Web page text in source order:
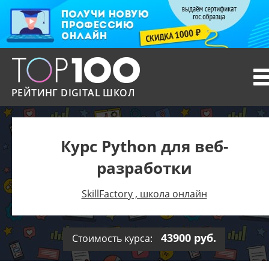
РЕЙТИНГ DIGITAL ШКОЛ
Курс Python для веб-
разработки
SkillFactory , школа онлайн
Стоимость курса: 43900 руб.